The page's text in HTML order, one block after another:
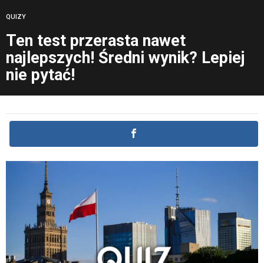
QUIZY
Ten test przerasta nawet
najlepszych! Średni wynik? Lepiej
nie pytać!